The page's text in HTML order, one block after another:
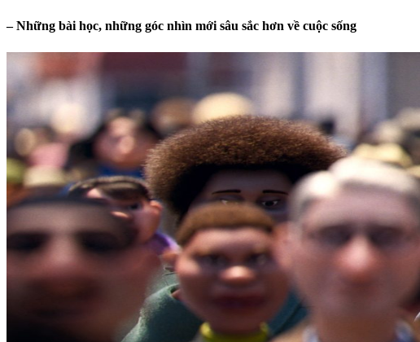
– Những bài học, những góc nhìn mới sâu sắc hơn về cuộc sống